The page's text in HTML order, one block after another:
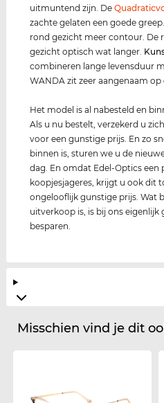
uitmuntend zijn. De
zachte gelaten een goede
rond gezicht meer contour. De
gezicht optisch wat langer.
combineren lange levensduur
WANDA zit zeer aangenaam op
Het model is al nabesteld en
Als u nu bestelt, verzekerd u
voor een gunstige prijs. En zo
binnen is, sturen we u de
dag. En omdat Edel-Optics een
koopjesjageres, krijgt u ook dit
ongelooflijk gunstige prijs. Wat
uitverkoop is, is bij ons eigenlijk
besparen.
Misschien vind je dit